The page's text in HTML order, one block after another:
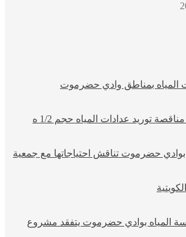
المياه بمناطق وادي حضرموت
توريد عدادات المياه حجم 1/2 ه
حضرموت تناقش احتياجاتها مع جمعية
المياه بوادي حضرموت يتفقد مشروع